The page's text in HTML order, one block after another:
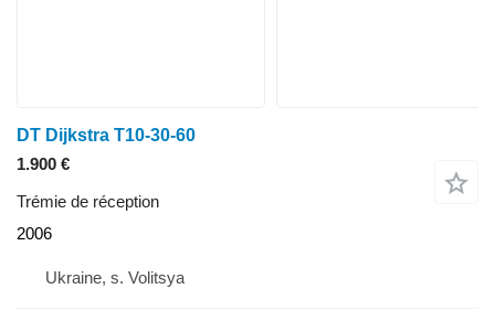
DT Dijkstra T10-30-60
1.900 €
Trémie de réception
2006
Ukraine, s. Volitsya